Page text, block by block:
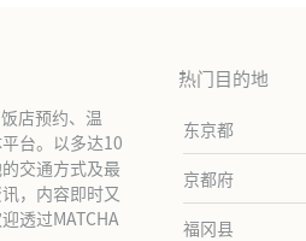
店预约、温
台。以多达10
交通方式及最
，内容即时又
透过MATCHA
热门目的地
东京都
京都府
福冈县